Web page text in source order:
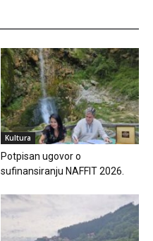
Kultura
Potpisan ugovor o
sufinansiranju NAFFIT 2026.